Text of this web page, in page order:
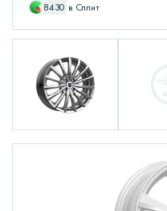
8430 в Сплит